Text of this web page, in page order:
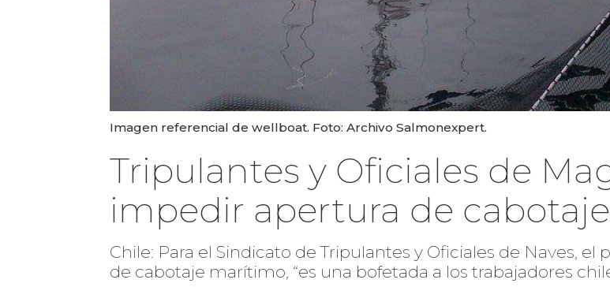
Imagen referencial de wellboat. Foto: Archivo Salmonexpert.
Tripulantes y Oficiales de
impedir apertura de
Chile: Para el Sindicato de Tripulantes y Oficiales de Naves,
de cabotaje marítimo, “es una bofetada a los trabajadores